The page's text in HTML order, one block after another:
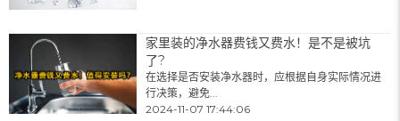
家里装的净水器费钱又费水！是不是被坑
了?
在选择是否安装净水器时，应根据自身实际情况进
行决策，避免...
2024-11-07 17:44:06